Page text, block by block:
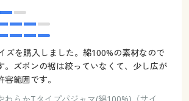
ズを購入しました。綿100%の素材なので
。ズボンの裾は絞っていなくて、少し広が
範囲です。